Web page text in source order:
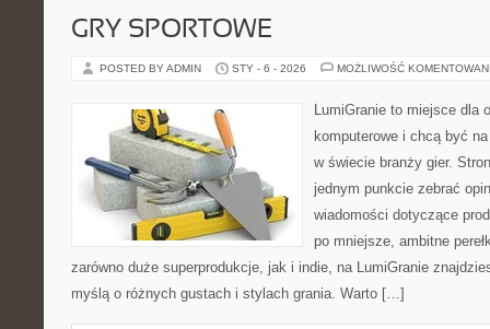
GRY SPORTOWE
POSTED BY ADMIN STY - 6 - 2026 MOŻLIWOŚĆ
LumiGranie to miejsce dla
komputerowe i chcą być
w świecie branży gier.
jednym punkcie zebrać
wiadomości dotyczące
po mniejsze, ambitne
zarówno duże superprodukcje, jak i indie, na LumiGranie
myślą o różnych gustach i stylach grania. Warto […]